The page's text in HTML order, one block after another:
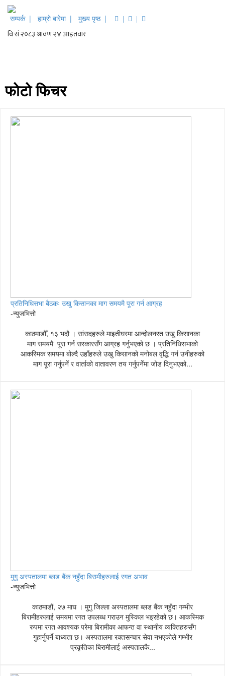
सम्पर्क | हाम्रो बारेमा | मुख्य पृष्ठ |
फोटो फिचर
प्रतिनिधिसभा बैठकः उखु किसानका माग समयमै पूरा गर्न आग्रह
-न्युजभित्तो
काठमाडौँ, १३ भदौ । सांसदहरुले माइतीघरमा आन्दोलनरत उखु किसानका
माग समयमै पूरा गर्न सरकारसँग आग्रह गर्नुभएको छ । प्रतिनिधिसभाको
आकस्मिक समयमा बोल्दै उहाँहरुले उखु किसानको मनोबल वृद्धि गर्न उनीहरुको
माग पूरा गर्नुपर्ने र वार्ताको वातावरण तय गर्नुपर्नेमा जोड दिनुभएको...
मुगु अस्पतालमा ब्लड बैंक नहुँदा बिरामीहरुलाई रगत अभाव
-न्युजभित्तो
काठमाडौं, २७ माघ । मुगु जिल्ला अस्पतालमा ब्लड बैंक नहुँदा गम्भीर
बिरामीहरुलाई समयमा रगत उपलब्ध गराउन मुस्किल भइरहेको छ। आकस्मिक
रुपमा रगत आवश्यक परेमा बिरामीका आफन्त वा स्थानीय व्यक्तिहरुसँग
गुहार्नुपर्ने बाध्यता छ। अस्पतालमा रक्तसन्चार सेवा नभएकोले गम्भीर
प्रकृतिका बिरामीलाई अस्पतालकै...